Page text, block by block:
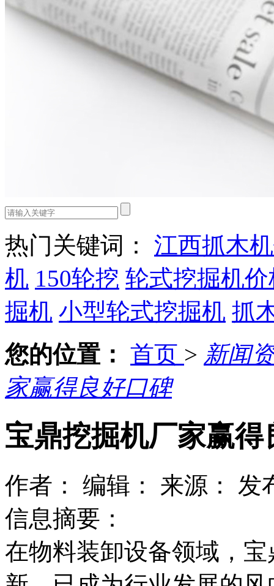
热门关键词： 江西抓木
机 150轮挖 轮式挖掘机
掘机 小型轮式挖掘机 抓
您的位置： 首页 > 新闻
家赢得良好口碑
宝鼎挖掘机厂家赢得
作者： 编辑： 来源： 发
信息摘要：
在物料装卸设备领域，